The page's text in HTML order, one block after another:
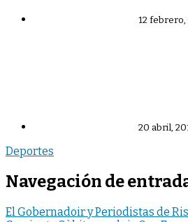
12 febrero,
20 abril,
Deportes
Navegación de
El Gobernadoir y Periodistas de